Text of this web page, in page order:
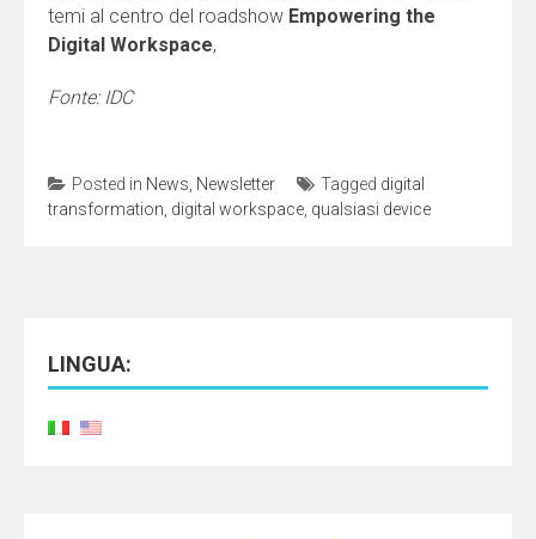
temi al centro del roadshow Empowering the
Digital Workspace,
Fonte: IDC
Posted in News Newsletter Tagged digital
transformation digital workspace qualsiasi device
LINGUA: